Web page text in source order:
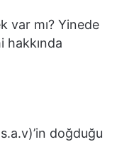
var mı? Yinede
hakkında
doğduğu